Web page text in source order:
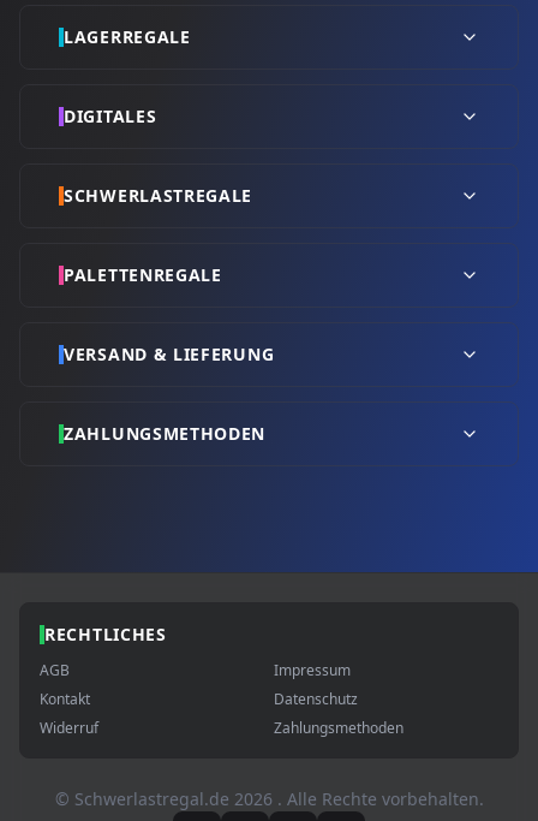
LAGERREGALE
DIGITALES
SCHWERLASTREGALE
PALETTENREGALE
VERSAND & LIEFERUNG
ZAHLUNGSMETHODEN
RECHTLICHES
AGB
Impressum
Kontakt
Datenschutz
Widerruf
Zahlungsmethoden
© Schwerlastregal.de 2026 . Alle Rechte vorbehalten.